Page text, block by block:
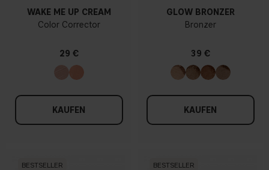
WAKE ME UP CREAM
Color Corrector
29 €
KAUFEN
GLOW BRONZER
Bronzer
39 €
KAUFEN
BESTSELLER BESTSELLER